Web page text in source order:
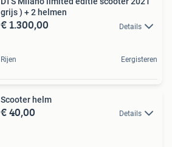
grijs ) + 2 helmen
€ 1.300,00 Details
Rijen Eergisteren
Scooter helm
€ 40,00 Details